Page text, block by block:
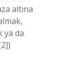
altına
ya da